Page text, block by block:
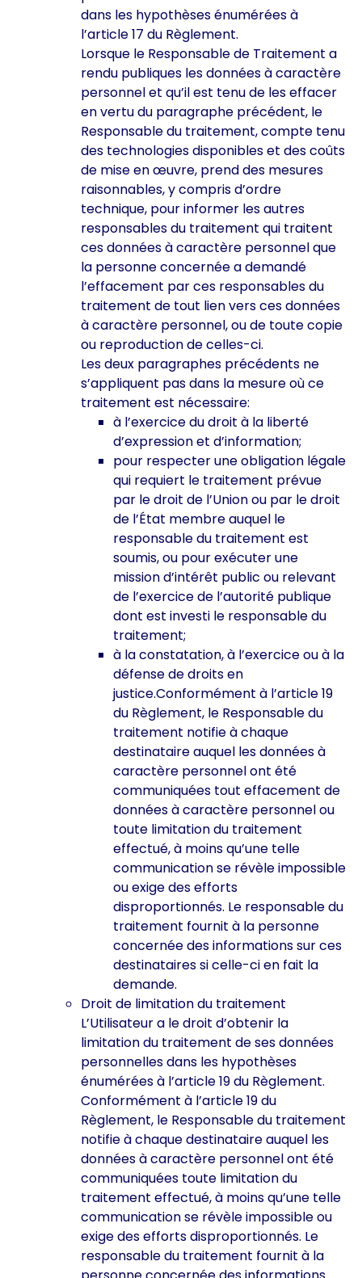
dans les hypothèses énumérées à
l’article 17 du Règlement.
Lorsque le Responsable de Traitement a
rendu publiques les données à caractère
personnel et qu’il est tenu de les effacer
en vertu du paragraphe précédent, le
Responsable du traitement, compte tenu
des technologies disponibles et des coûts
de mise en œuvre, prend des mesures
raisonnables, y compris d’ordre
technique, pour informer les autres
responsables du traitement qui traitent
ces données à caractère personnel que
la personne concernée a demandé
l’effacement par ces responsables du
traitement de tout lien vers ces données
à caractère personnel, ou de toute copie
ou reproduction de celles-ci.
Les deux paragraphes précédents ne
s’appliquent pas dans la mesure où ce
traitement est nécessaire:
à l’exercice du droit à la liberté
d’expression et d’information;
pour respecter une obligation légale
qui requiert le traitement prévue
par le droit de l’Union ou par le droit
de l’État membre auquel le
responsable du traitement est
soumis, ou pour exécuter une
mission d’intérêt public ou relevant
de l’exercice de l’autorité publique
dont est investi le responsable du
traitement;
à la constatation, à l’exercice ou à la
défense de droits en
justice.Conformément à l’article 19
du Règlement, le Responsable du
traitement notifie à chaque
destinataire auquel les données à
caractère personnel ont été
communiquées tout effacement de
données à caractère personnel ou
toute limitation du traitement
effectué, à moins qu’une telle
communication se révèle impossible
ou exige des efforts
disproportionnés. Le responsable du
traitement fournit à la personne
concernée des informations sur ces
destinataires si celle-ci en fait la
demande.
Droit de limitation du traitement
L’Utilisateur a le droit d’obtenir la
limitation du traitement de ses données
personnelles dans les hypothèses
énumérées à l’article 19 du Règlement.
Conformément à l’article 19 du
Règlement, le Responsable du traitement
notifie à chaque destinataire auquel les
données à caractère personnel ont été
communiquées toute limitation du
traitement effectué, à moins qu’une telle
communication se révèle impossible ou
exige des efforts disproportionnés. Le
responsable du traitement fournit à la